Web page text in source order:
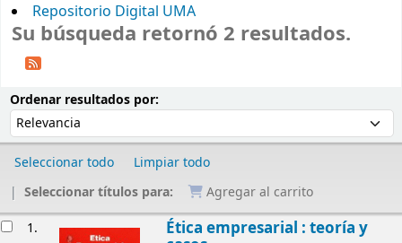
Repositorio Digital UMA
Su búsqueda retornó 2 resultados.
Ordenar resultados por:
Seleccionar todo
Limpiar todo
Seleccionar títulos para:
Agregar al carrito
1. Ética empresarial : teoría y